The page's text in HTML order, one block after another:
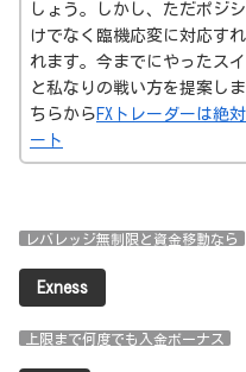
しょう。しかし、ただポジ
けでなく臨機応変に対応す
れます。今までにやったス
と私なりの戦い方を提案し
ちらから FXトレーダーは絶
ート
レバレッジ無制限と資金移動なら
Exness
上限まで何度でも入金ボーナス